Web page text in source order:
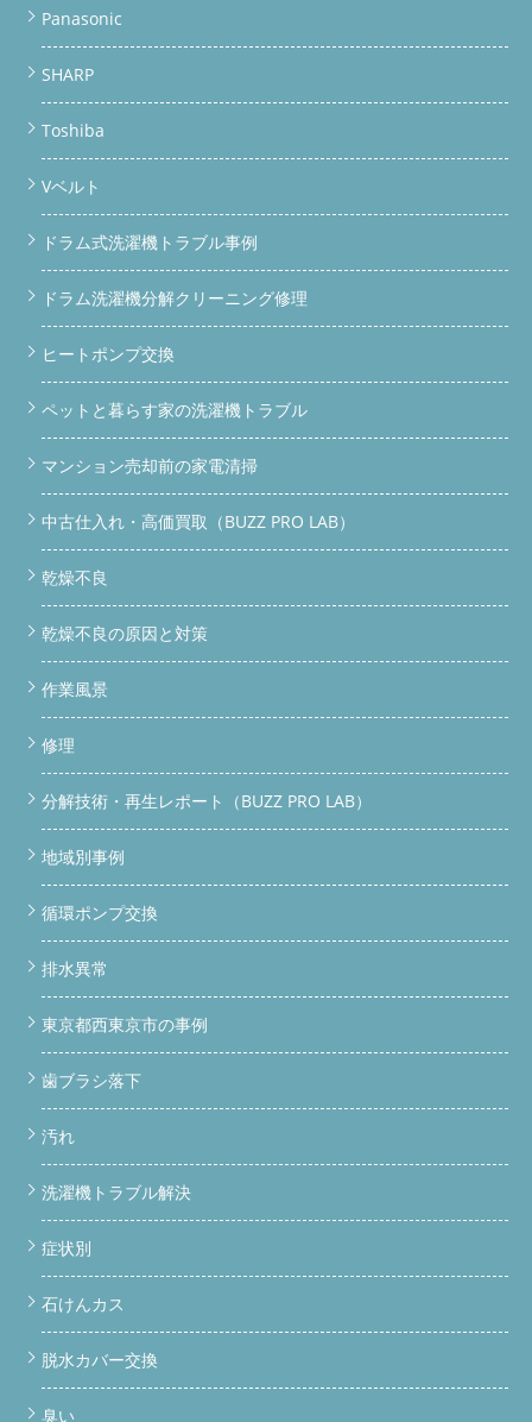
Panasonic
SHARP
Toshiba
Vベルト
ドラム式洗濯機トラブル事例
ドラム洗濯機分解クリーニング修理
ヒートポンプ交換
ペットと暮らす家の洗濯機トラブル
マンション売却前の家電清掃
中古仕入れ・高価買取（BUZZ PRO LAB）
乾燥不良
乾燥不良の原因と対策
作業風景
修理
分解技術・再生レポート（BUZZ PRO LAB）
地域別事例
循環ポンプ交換
排水異常
東京都西東京市の事例
歯ブラシ落下
汚れ
洗濯機トラブル解決
症状別
石けんカス
脱水カバー交換
臭い